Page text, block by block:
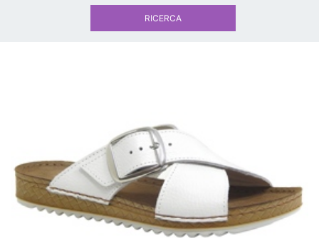
RICERCA